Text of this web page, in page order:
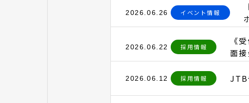
2026.06.26 イベント情報
2026.06.22 採用情報
《
面
2026.06.12 採用情報 JTB